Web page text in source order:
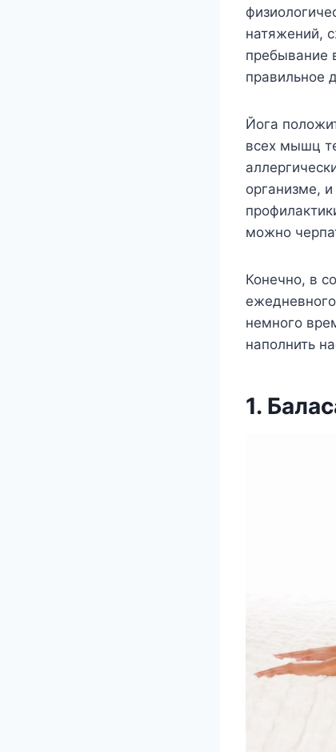
натяжений,
пребывание
правильное
Йога
всех мышц
организме,
можно
Конечно, в
немного
наполнить
1.